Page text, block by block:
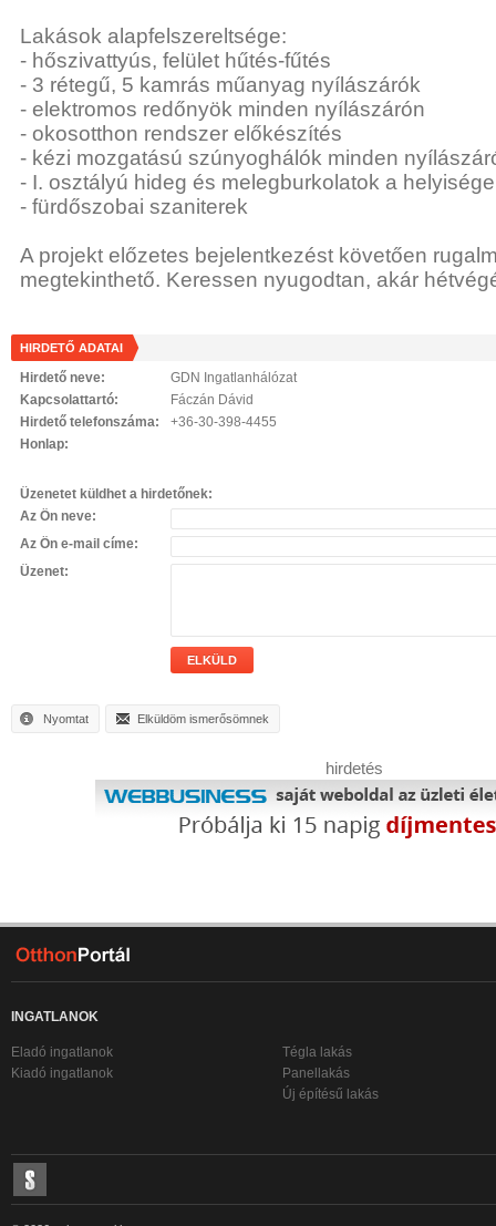
Lakások alapfelszereltsége:
- hőszivattyús, felület hűtés-fűtés
- 3 rétegű, 5 kamrás műanyag nyílászárók
- elektromos redőnyök minden nyílászárón
- okosotthon rendszer előkészítés
- kézi mozgatású szúnyoghálók minden
- I. osztályú hideg és melegburkolatok a
- fürdőszobai szaniterek
A projekt előzetes bejelentkezést követően
megtekinthető. Keressen nyugodtan, akár
HIRDETŐ ADATAI
Hirdető neve:
GDN Ingatlanhálózat
Kapcsolattartó:
Fáczán Dávid
Hirdető telefonszáma:
+36-30-398-4455
Honlap:
Üzenetet küldhet a hirdetőnek:
Az Ön neve:
Az Ön e-mail címe:
Üzenet:
ELKÜLD
Nyomtat Elküldöm ismerősömnek
hirdetés
INGATLANOK
Eladó ingatlanok
Kiadó ingatlanok
Tégla lakás
Panellakás
Új építésű lakás